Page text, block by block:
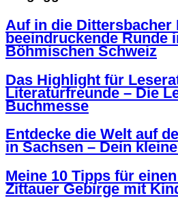
Auf in die Dittersbacher
beeindruckende Runde
Böhmischen Schweiz
Das Highlight für
Literaturfreunde – Die
Buchmesse
Entdecke die Welt auf
in Sachsen – Dein
Meine 10 Tipps für
Zittauer Gebirge mit